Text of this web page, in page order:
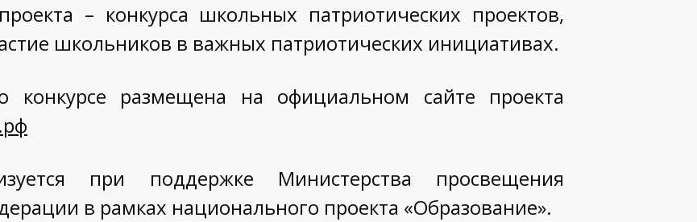
– конкурса школьных патриотических проектов,
школьников в важных патриотических инициативах.
конкурсе размещена на официальном сайте проекта
при поддержке Министерства просвещения
в рамках национального проекта «Образование».